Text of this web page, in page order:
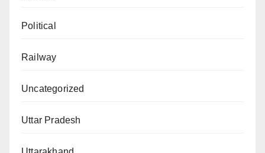
Political
Railway
Uncategorized
Uttar Pradesh